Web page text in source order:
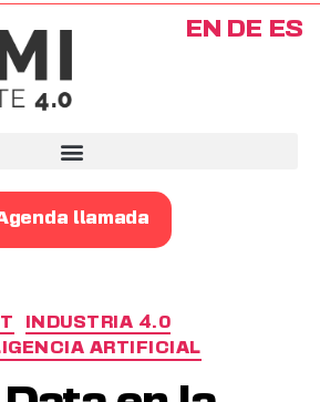
llamada
INDUSTRIA 4.0
ARTIFICIAL
EN DE ES